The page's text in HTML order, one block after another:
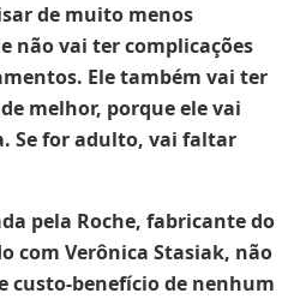
de muito menos
não vai ter complicações
Ele também vai ter
melhor, porque ele vai
Se for adulto, vai faltar
pela Roche, fabricante do
com Verônica Stasiak, não
custo-benefício de nenhum